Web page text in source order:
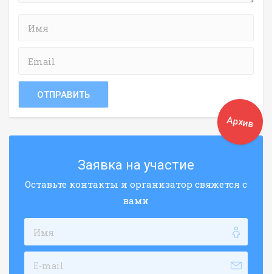
Архив
Заявка на участие
Оставьте контакты и организатор свяжется с
вами